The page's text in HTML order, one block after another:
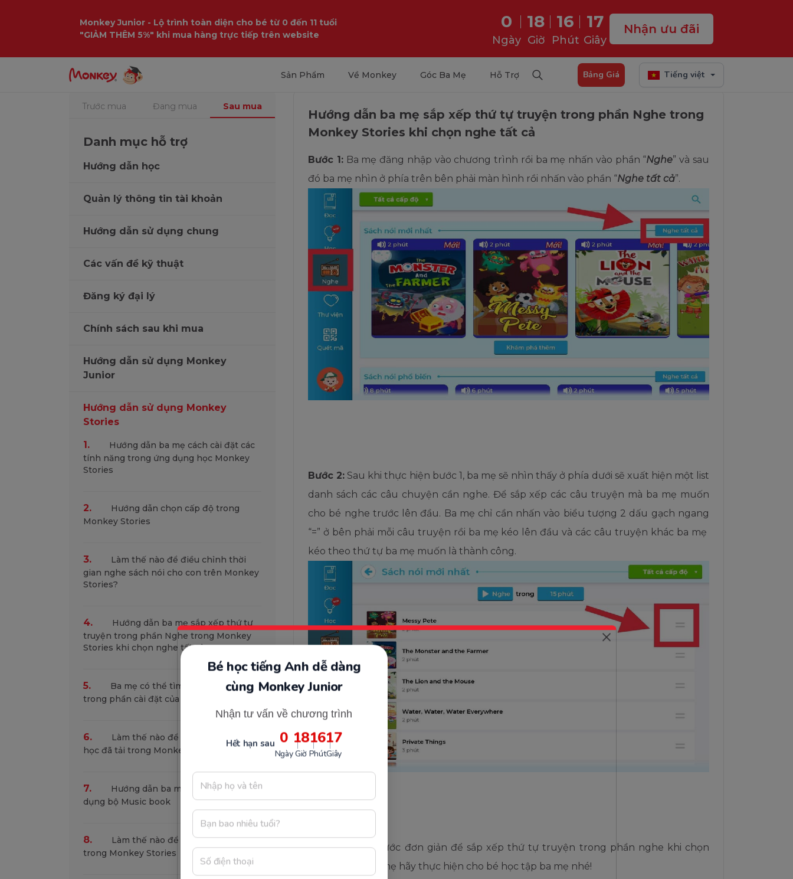
Monkey Junior - Lộ trình toàn diện cho bé từ 0 đến 11 tuổi
"GIẢM THÊM 5%" khi mua hàng trực tiếp trên website
0
Ngày
18
Giờ
16
Phút
16
Giây
Nhận ưu đãi
Sản Phẩm Về Monkey Góc Ba Mẹ Hỗ Trợ Bảng Giá Tiếng việt
Bé học tiếng Anh dễ dàng
cùng Monkey Junior
Nhận tư vấn về chương trình
Hết hạn sau 0
Ngày
18
Giờ
16
Phút
16
Giây
Trang chủ Hỗ trợ Tìm kiếm
Trước mua Đang mua Sau mua
Danh mục hỗ trợ
Hướng dẫn học
Quản lý thông tin tài khoản
Hướng dẫn sử dụng chung
Các vấn đề kỹ thuật
Đăng ký đại lý
Chính sách sau khi mua
Hướng dẫn sử dụng Monkey
Junior
Hướng dẫn sử dụng Monkey
Stories
1.
Hướng dẫn ba mẹ cách cài đặt các
tính năng trong ứng dụng học Monkey
Stories
2.
Hướng dẫn chọn cấp độ trong
Monkey Stories
3.
Làm thế nào để điều chỉnh thời
gian nghe sách nói cho con trên Monkey
Stories?
4.
Hướng dẫn ba mẹ sắp xếp thứ tự
truyện trong phần Nghe trong Monkey
Stories khi chọn nghe tất cả
5.
Ba mẹ có thể tìm kiếm thông tin gì
trong phần cài đặt của Monkey Stories?
6.
Làm thế nào để xóa bớt nội dung
học đã tải trong Monkey Stories?
7.
Hướng dẫn ba mẹ quét mã để sử
dụng bộ Music book
8.
Làm thế nào để đổi người học
trong Monkey Stories
Hướng dẫn ba mẹ sắp xếp thứ tự truyện trong phần Nghe trong
Monkey Stories khi chọn nghe tất cả
Bước 1:Ba mẹ đăng nhập vào chương trình rồi ba mẹ nhấn vào phần “Nghe” và sau
đó ba mẹ nhìn ở phía trên bên phải màn hình rồi nhấn vào phần “Nghe tất cả”.
Bước 2: Sau khi thực hiện bước 1, ba mẹ sẽ nhìn thấy ở phía dưới sẽ xuất hiện một list
danh sách các câu chuyện cần nghe. Để sắp xếp các câu truyện mà ba mẹ muốn
cho bé nghe trước lên đầu. Ba mẹ chỉ cần nhấn vào biểu tượng 2 dấu gạch ngang
“=” ở bên phải mỗi câu truyện rồi ba mẹ kéo lên đầu và các câu truyện khác ba mẹ
kéo theo thứ tự ba mẹ muốn là thành công.
Trên đây là 2 bước đơn giản để sắp xếp thứ tự truyện trong phần nghe khi chọn
Ba mẹ hãy thực hiện cho bé học tập ba mẹ nhé!